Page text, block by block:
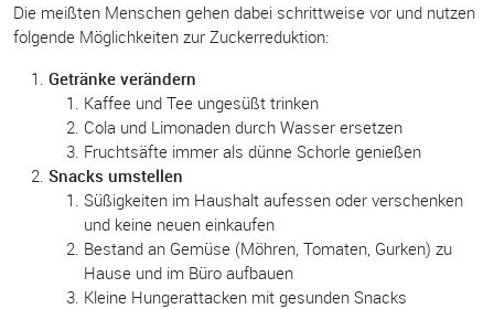
Die meißten Menschen gehen dabei schrittweise vor und nutzen
folgende Möglichkeiten zur Zuckerreduktion:
Getränke verändern
Kaffee und Tee ungesüßt trinken
Cola und Limonaden durch Wasser ersetzen
Fruchtsäfte immer als dünne Schorle genießen
Snacks umstellen
Süßigkeiten im Haushalt aufessen oder verschenken
und keine neuen einkaufen
Bestand an Gemüse (Möhren, Tomaten, Gurken) zu
Hause und im Büro aufbauen
Kleine Hungerattacken mit gesunden Snacks